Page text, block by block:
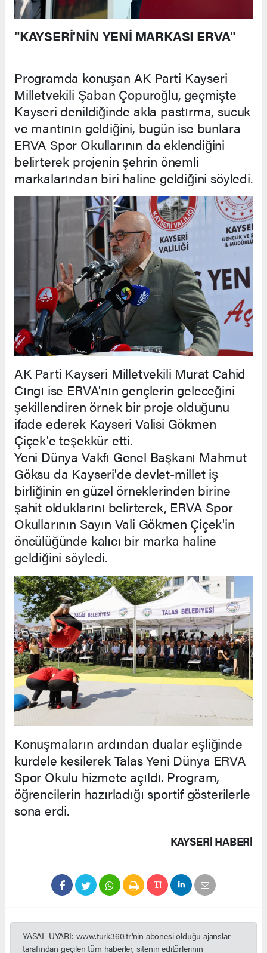
"KAYSERİ'NİN YENİ MARKASI ERVA"
Programda konuşan AK Parti Kayseri
Milletvekili Şaban Çopuroğlu, geçmişte
Kayseri denildiğinde akla pastırma, sucuk
ve mantının geldiğini, bugün ise bunlara
ERVA Spor Okullarının da eklendiğini
belirterek projenin şehrin önemli
markalarından biri haline geldiğini söyledi.
AK Parti Kayseri Milletvekili Murat Cahid
Cıngı ise ERVA'nın gençlerin geleceğini
şekillendiren örnek bir proje olduğunu
ifade ederek Kayseri Valisi Gökmen
Çiçek'e teşekkür etti.
Yeni Dünya Vakfı Genel Başkanı Mahmut
Göksu da Kayseri'de devlet-millet iş
birliğinin en güzel örneklerinden birine
şahit olduklarını belirterek, ERVA Spor
Okullarının Sayın Vali Gökmen Çiçek'in
öncülüğünde kalıcı bir marka haline
geldiğini söyledi.
Konuşmaların ardından dualar eşliğinde
kurdele kesilerek Talas Yeni Dünya ERVA
Spor Okulu hizmete açıldı. Program,
öğrencilerin hazırladığı sportif gösterilerle
sona erdi.
KAYSERI HABERİ
YASAL UYARI: www.turk360.tr'nin abonesi olduğu ajanslar
tarafından geçilen tüm haberler, sitenin editörlerinin